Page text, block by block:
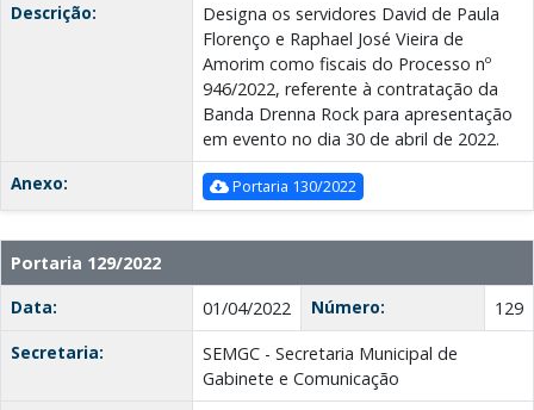
Descrição:
Designa os servidores David de Paula
Florenço e Raphael José Vieira de
Amorim como fiscais do Processo nº
946/2022, referente à contratação da
Banda Drenna Rock para apresentação
em evento no dia 30 de abril de 2022.
Anexo:
Portaria 130/2022
Portaria 129/2022
Data:
01/04/2022 Número:
129
Secretaria:
SEMGC - Secretaria Municipal de
Gabinete e Comunicação